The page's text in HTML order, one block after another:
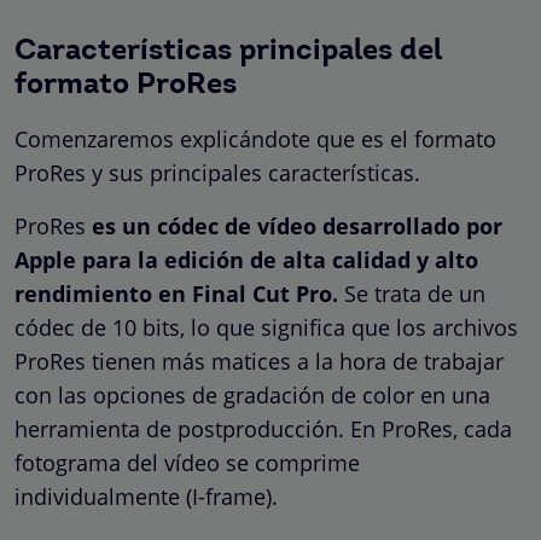
Características principales del
formato ProRes
Comenzaremos explicándote que es el formato
ProRes y sus principales características.
ProRes es un códec de vídeo desarrollado por
Apple para la edición de alta calidad y alto
rendimiento en Final Cut Pro. Se trata de un
códec de 10 bits, lo que significa que los archivos
ProRes tienen más matices a la hora de trabajar
con las opciones de gradación de color en una
herramienta de postproducción. En ProRes, cada
fotograma del vídeo se comprime
individualmente (I-frame).